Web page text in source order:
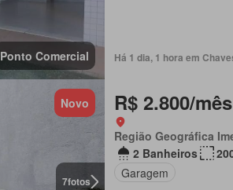
Ponto Comercial Há 1 dia, 1 hora em
7fotos
Novo R$ 2.800/mês
Região Geográfica
2 Banheiros
Garagem